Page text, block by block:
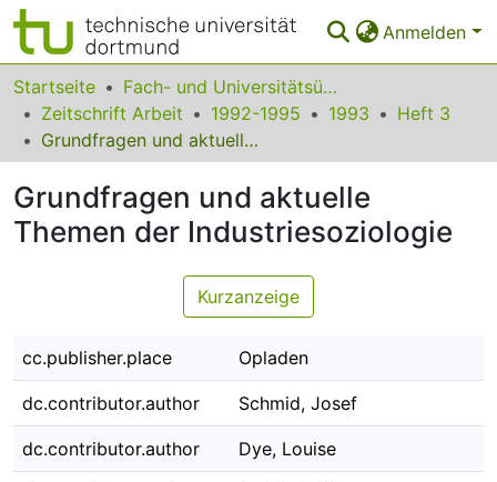
Anmelden
Bereiche & Sammlungen
Das gesamte Repositorium
FAQ
Zurück zur Startseite
Startseite
Fach- und Universitätsübergreifendes
Zeitschrift Arbeit
1992-1995 1993
Heft 3
Grundfragen und aktuelle Themen der Industriesoziologie
Grundfragen und aktuelle
Themen der Industriesoziologie
Kurzanzeige
cc.publisher.place Opladen
dc.contributor.author Schmid, Josef
dc.contributor.author Dye, Louise